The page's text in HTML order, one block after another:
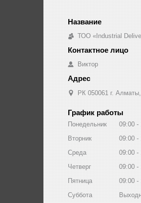
ТОО «Industrial
Виктор
РК 050061 г.
График работы
Понедельник 09:00
Вторник
09:00
Среда
09:00
Четверг
09:00
Пятница
09:00
Суббота